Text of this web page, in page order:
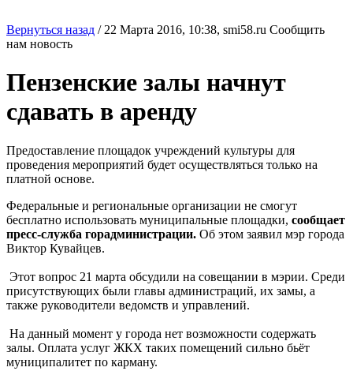
Вернуться назад / 22 Марта 2016, 10:38, smi58.ru Сообщить
нам новость
Пензенские залы начнут
сдавать в аренду
Предоставление площадок учреждений культуры для
проведения мероприятий будет осуществляться только на
платной основе.
Федеральные и региональные организации не смогут
бесплатно использовать муниципальные площадки, сообщает
пресс-служба горадминистрации. Об этом заявил мэр города
Виктор Кувайцев.
Этот вопрос 21 марта обсудили на совещании в мэрии. Среди
присутствующих были главы администраций, их замы, а
также руководители ведомств и управлений.
На данный момент у города нет возможности содержать
залы. Оплата услуг ЖКХ таких помещений сильно бьёт
муниципалитет по карману.